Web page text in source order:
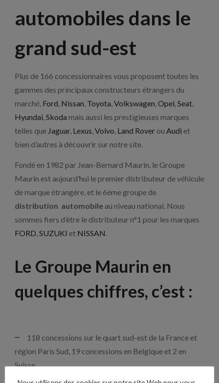
automobiles dans le
grand sud-est
Plus de 166 concessionnaires vous proposent toutes les
gammes des principaux constructeurs étrangers du
marché, Ford, Nissan, Toyota,Volkswagen,Opel,Seat,
Hyundai,Skoda mais aussi les prestigieuses marques
telles que Jaguar, Lexus,Volvo, Land Rover ou Audi et
bien d’autres à découvrir sur notre site.
Fondé en 1982 par Jean-Bernard Maurin, le Groupe
Maurin est aujourd’hui le premier distributeur de véhicule
de marque étrangère, et le 6ème groupe de
distribution automobile au niveau national. Nous
sommes fiers d’être le distributeur n°1 pour les marques
FORD,SUZUKI et NISSAN.
Le Groupe Maurin en
quelques chiffres, c’est :
118 concessions sur le quart sud-est de la France et
région Paris Sud, 19 concessions en Belgique et 2 en
Suisse.
21 marques distribuées